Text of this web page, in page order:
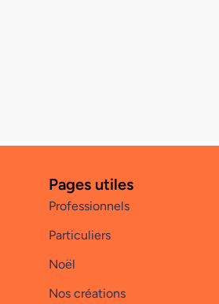
Pages utiles
Professionnels
Particuliers
Noël
Nos créations